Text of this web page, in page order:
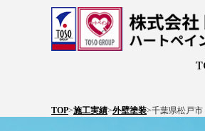
TOP>施工実績>外壁塗装>千葉県松戸